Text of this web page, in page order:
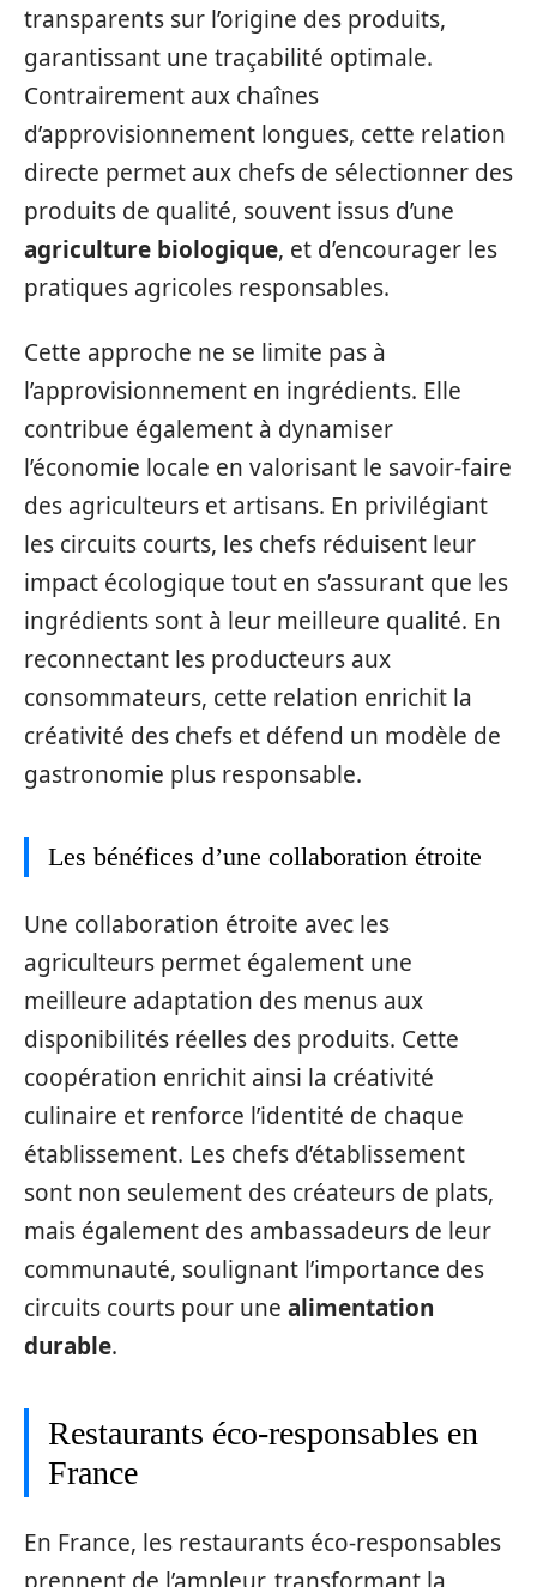
transparents sur l’origine des produits,
garantissant une traçabilité optimale.
Contrairement aux chaînes
d’approvisionnement longues, cette relation
directe permet aux chefs de sélectionner des
produits de qualité, souvent issus d’une
agriculture biologique, et d’encourager les
pratiques agricoles responsables.
Cette approche ne se limite pas à
l’approvisionnement en ingrédients. Elle
contribue également à dynamiser
l’économie locale en valorisant le savoir-faire
des agriculteurs et artisans. En privilégiant
les circuits courts, les chefs réduisent leur
impact écologique tout en s’assurant que les
ingrédients sont à leur meilleure qualité. En
reconnectant les producteurs aux
consommateurs, cette relation enrichit la
créativité des chefs et défend un modèle de
gastronomie plus responsable.
Les bénéfices d’une collaboration étroite
Une collaboration étroite avec les
agriculteurs permet également une
meilleure adaptation des menus aux
disponibilités réelles des produits. Cette
coopération enrichit ainsi la créativité
culinaire et renforce l’identité de chaque
établissement. Les chefs d’établissement
sont non seulement des créateurs de plats,
mais également des ambassadeurs de leur
communauté, soulignant l’importance des
circuits courts pour une alimentation
durable.
Restaurants éco-responsables en
France
En France, les restaurants éco-responsables